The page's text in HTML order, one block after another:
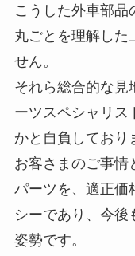
こうした外車部品
丸ごとを理解した
せん。
それら総合的な見
ーツスペシャリス
かと自負しており
お客さまのご事情
パーツを、適正価
シーであり、今後
姿勢です。